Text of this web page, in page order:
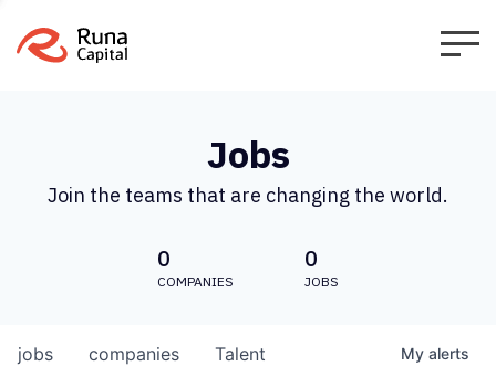
Jobs
Join the teams that are changing the world.
0
COMPANIES
0
JOBS
jobs companies Talent My alerts